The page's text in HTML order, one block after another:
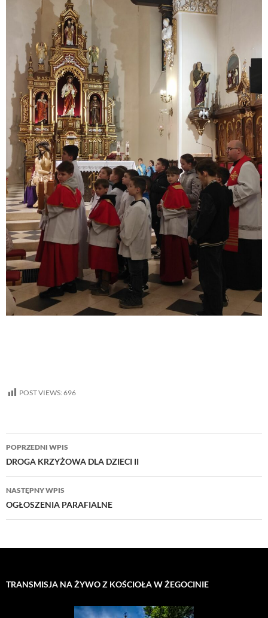
POST VIEWS: 696
Nawigacja
wpisu
POPRZEDNI WPIS
DROGA KRZYŻOWA DLA DZIECI II
NASTĘPNY WPIS
OGŁOSZENIA PARAFIALNE
TRANSMISJA NA ŻYWO Z KOŚCIOŁA W ŻEGOCINIE